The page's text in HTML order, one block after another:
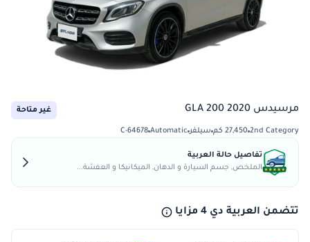
مرسيدس GLA 200 2020 غير متاحة
2nd Category 27,450 كم سيلفر Automatic
C-64678
تفاصيل حالة العربية
الملخص, جسم السيارة و الدهان, الميكانيكا و العفشة...
تتضمن العربية دي 4 مزايا